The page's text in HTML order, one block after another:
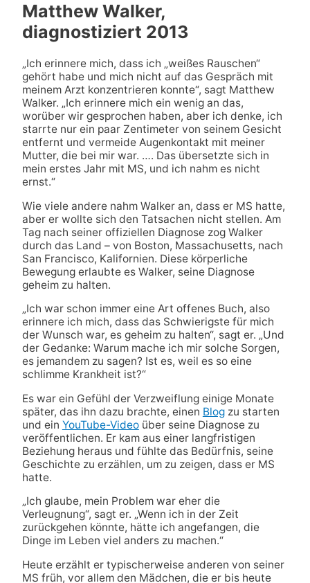
Matthew Walker,
diagnostiziert 2013
„Ich erinnere mich, dass ich „weißes Rauschen“
gehört habe und mich nicht auf das Gespräch mit
meinem Arzt konzentrieren konnte“, sagt Matthew
Walker. „Ich erinnere mich ein wenig an das,
worüber wir gesprochen haben, aber ich denke, ich
starrte nur ein paar Zentimeter von seinem Gesicht
entfernt und vermeide Augenkontakt mit meiner
Mutter, die bei mir war. …. Das übersetzte sich in
mein erstes Jahr mit MS, und ich nahm es nicht
ernst.“
Wie viele andere nahm Walker an, dass er MS hatte,
aber er wollte sich den Tatsachen nicht stellen. Am
Tag nach seiner offiziellen Diagnose zog Walker
durch das Land – von Boston, Massachusetts, nach
San Francisco, Kalifornien. Diese körperliche
Bewegung erlaubte es Walker, seine Diagnose
geheim zu halten.
„Ich war schon immer eine Art offenes Buch, also
erinnere ich mich, dass das Schwierigste für mich
der Wunsch war, es geheim zu halten“, sagt er. „Und
der Gedanke: Warum mache ich mir solche Sorgen,
es jemandem zu sagen? Ist es, weil es so eine
schlimme Krankheit ist?“
Es war ein Gefühl der Verzweiflung einige Monate
später, das ihn dazu brachte, einen Blogzu starten
und ein YouTube-Videoüber seine Diagnose zu
veröffentlichen. Er kam aus einer langfristigen
Beziehung heraus und fühlte das Bedürfnis, seine
Geschichte zu erzählen, um zu zeigen, dass er MS
hatte.
„Ich glaube, mein Problem war eher die
Verleugnung“, sagt er. „Wenn ich in der Zeit
zurückgehen könnte, hätte ich angefangen, die
Dinge im Leben viel anders zu machen.“
Heute erzählt er typischerweise anderen von seiner
MS früh, vor allem den Mädchen, die er bis heute